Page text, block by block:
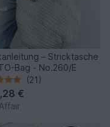
– Stricktasche
Bag - No.260/E
(21)
€